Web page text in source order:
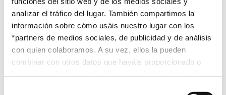
analizar el tráfico del lugar. También compartimos la
información sobre cómo usáis nuestro lugar con los
*partners de medios sociales, de publicidad y de análisis
con quien colaboramos. A su vez, ellos la pueden
combinar con otros datos que hayáis proporcionado o